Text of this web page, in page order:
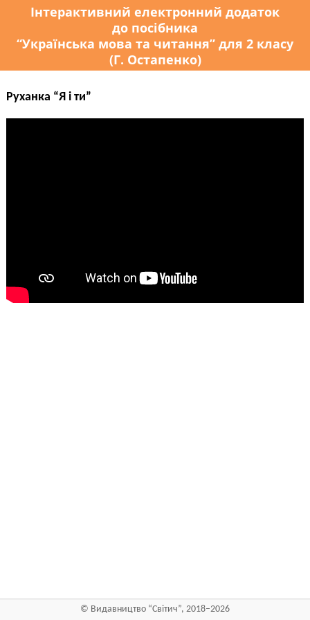
Інтерактивний електронний додаток
до посібника
“Українська мова та читання” для 2 класу
(Г. Остапенко)
Руханка “Я і ти”
© Видавництво “Світич”, 2018–2026